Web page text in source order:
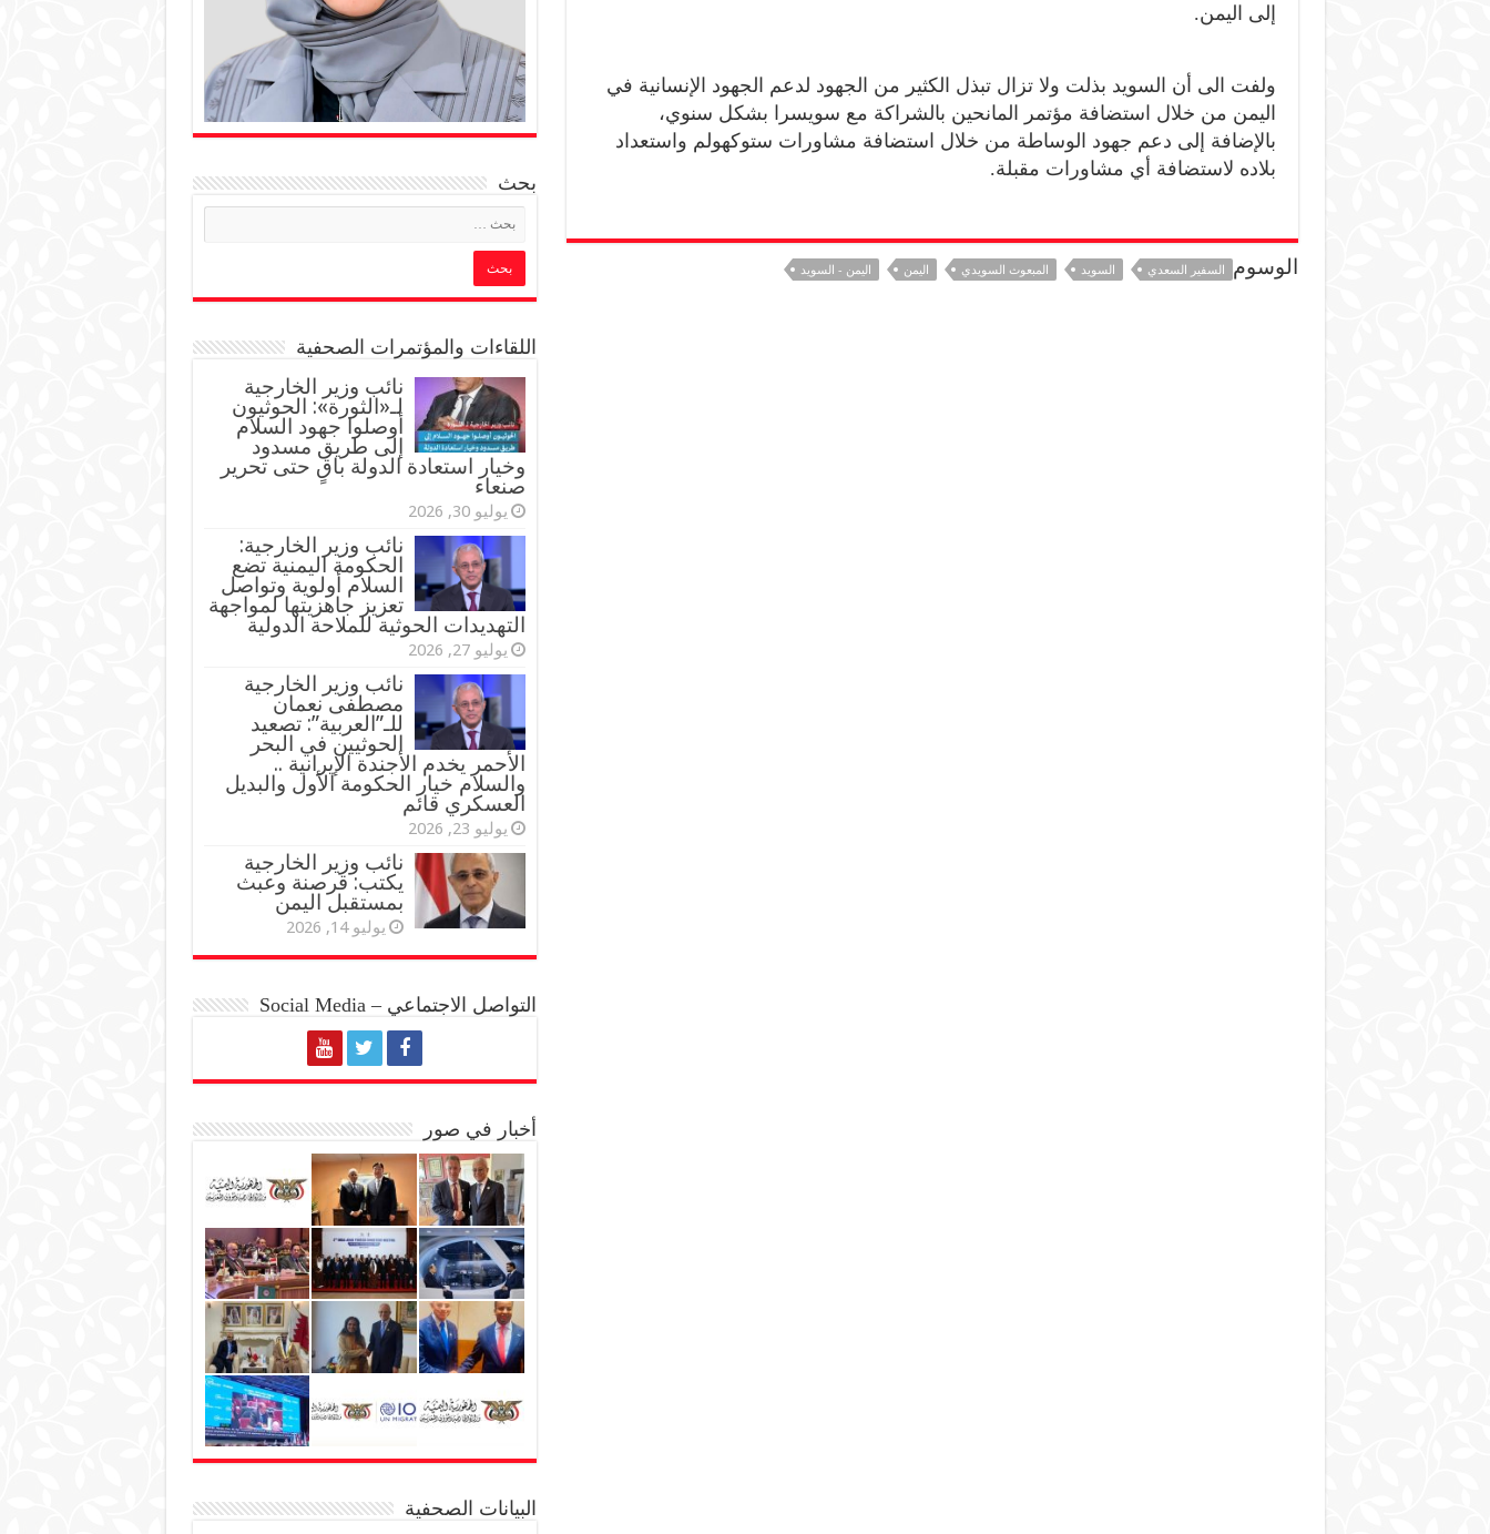
إلى اليمن.
ولفت الى أن السويد بذلت ولا تزال تبذل الكثير من الجهود لدعم الجهود الإنسانية في
اليمن من خلال استضافة مؤتمر المانحين بالشراكة مع سويسرا بشكل سنوي،
بالإضافة إلى دعم جهود الوساطة من خلال استضافة مشاورات ستوكهولم واستعداد
بلاده لاستضافة أي مشاورات مقبلة.
الوسوم السفير السعدي السويد المبعوث السويدي اليمن اليمن - السويد
بحث
اللقاءات والمؤتمرات الصحفية
‏نائب وزير الخارجية
لـ«الثورة»: الحوثيون
أوصلوا جهود السلام
إلى طريق مسدود
وخيار استعادة الدولة باقٍ حتى تحرير
صنعاء
يوليو 30, 2026
نائب وزير الخارجية:
الحكومة اليمنية تضع
السلام أولوية وتواصل
تعزيز جاهزيتها لمواجهة
التهديدات الحوثية للملاحة الدولية
يوليو 27, 2026
نائب وزير الخارجية
مصطفى نعمان
للـ”العربية”: تصعيد
الحوثيين في البحر
الأحمر يخدم الأجندة الإيرانية ..
والسلام خيار الحكومة الأول والبديل
العسكري قائم
يوليو 23, 2026
نائب وزير الخارجية
يكتب: قرصنة وعبث
بمستقبل اليمن
يوليو 14, 2026
التواصل الاجتماعي – Social Media
أخبار في صور
البيانات الصحفية